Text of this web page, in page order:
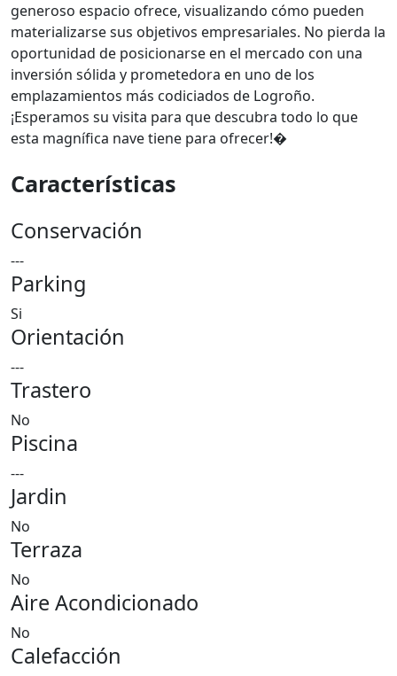
generoso espacio ofrece, visualizando cómo pueden
materializarse sus objetivos empresariales. No pierda la
oportunidad de posicionarse en el mercado con una
inversión sólida y prometedora en uno de los
emplazamientos más codiciados de Logroño.
¡Esperamos su visita para que descubra todo lo que
esta magnífica nave tiene para ofrecer!�
Características
Conservación
---
Parking
Si
Orientación
---
Trastero
No
Piscina
---
Jardin
No
Terraza
No
Aire Acondicionado
No
Calefacción